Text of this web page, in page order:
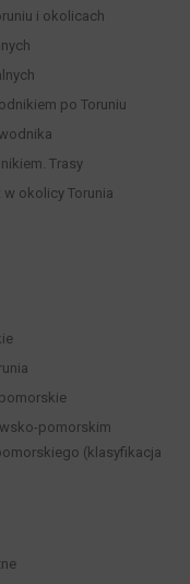
i okolicach
po Toruniu
Trasy
okolicy Torunia
pomorskim
(klasyfikacja